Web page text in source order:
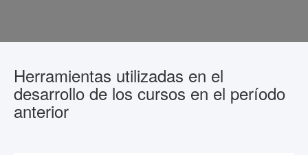
Herramientas utilizadas en el
desarrollo de los cursos en el período
anterior